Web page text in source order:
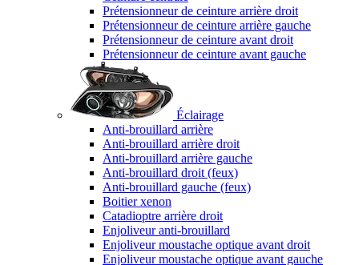
Prétensionneur de ceinture arrière droit
Prétensionneur de ceinture arrière gauche
Prétensionneur de ceinture avant droit
Prétensionneur de ceinture avant gauche
Éclairage
Anti-brouillard arrière
Anti-brouillard arrière droit
Anti-brouillard arrière gauche
Anti-brouillard droit (feux)
Anti-brouillard gauche (feux)
Boitier xenon
Catadioptre arrière droit
Enjoliveur anti-brouillard
Enjoliveur moustache optique avant droit
Enjoliveur moustache optique avant gauche